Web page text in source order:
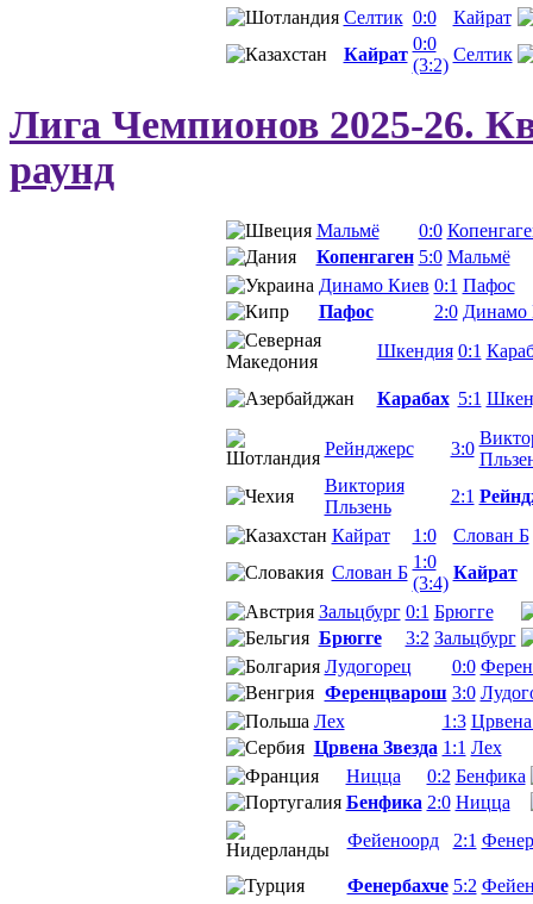
Селтик 0:0
Кайрат
Кайрат
0:0
(3:2)
Селтик
Лига Чемпионов 2025-26.
раунд
Мальмё 0:0
Копенгаген 5:0 Мальмё
Динамо Киев 0:1 Пафос
Пафос
2:0 Динамо
Шкендия 0:1
Карабах 5:1
Рейнджерс 3:0
Виктория
Пльзень
2:1
Кайрат
1:0
Слован Б
Слован Б
1:0
(3:4)
Кайрат
Зальцбург 0:1 Брюгге
Брюгге
3:2 Зальцбург
Лудогорец
0:0
Ференцварош 3:0
Лех
1:3 Црвена
Црвена Звезда 1:1 Лех
Ницца
0:2 Бенфика
Бенфика 2:0 Ницца
Фейеноорд
2:1
Фенербахче 5:2